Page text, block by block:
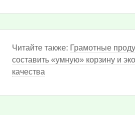
Читайте также: Грамотные
составить «умную» корзину и
качества